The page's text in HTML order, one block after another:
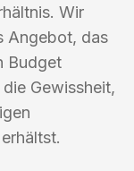
Wir
Angebot, das
Budget
Gewissheit,